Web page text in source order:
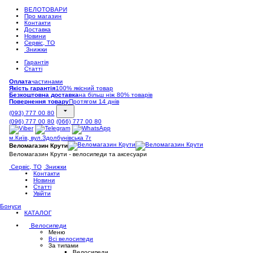
ВЕЛОТОВАРИ
Про магазин
Контакти
Доставка
Новини
Сервіс, ТО
Знижки
Гарантія
Статті
Оплатачастинами
Якість гарантія100% якісний товар
Безкоштовна доставкана більш ніж 80% товарів
Повернення товаруПротягом 14 днів
(093) 777 00 80
(096) 777 00 80 (066) 777 00 80
м.Київ, вул.Здолбунівська 7г
Веломагазин Крути
Веломагазин Крути - велосипеди та аксесуари
Сервіс, ТО Знижки
Контакти
Новини
Статті
Увійти
Бонуси
КАТАЛОГ
Велосипеди
Меню
Всі велосипеди
За типами